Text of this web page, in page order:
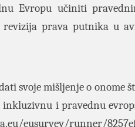
Evropu učiniti
revizija prava putnika u
svoje mišljenje o onome
i pravednu
eusurvey/runner/